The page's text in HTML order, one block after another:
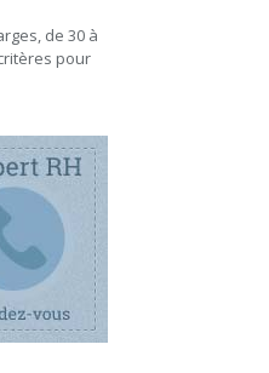
de 30 à
pour